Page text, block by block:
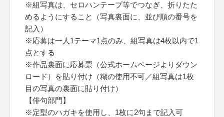
※組写真は、セロハンテープ等でつなぎ、折りたた
めるようにすること（写真裏面に、並び順の番号を
記入）
※応募は一人1テーマ1点のみ、組写真は4枚以内で1
点とする
※作品裏面に応募票（公式ホームページよりダウン
ロード）を貼り付け（糊の使用不可／組写真は1枚
目の写真の裏面に貼り付け）
【俳句部門】
※定型のハガキを使用し、1枚に2句まで記入可